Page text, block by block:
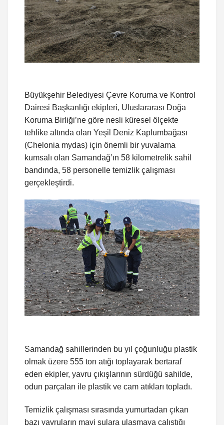
Büyükşehir Belediyesi Çevre Koruma ve Kontrol
Dairesi Başkanlığı ekipleri, Uluslararası Doğa
Koruma Birliği’ne göre nesli küresel ölçekte
tehlike altında olan Yeşil Deniz Kaplumbağası
(Chelonia mydas) için önemli bir yuvalama
kumsalı olan Samandağ’ın 58 kilometrelik sahil
bandında, 58 personelle temizlik çalışması
gerçekleştirdi.
Samandağ sahillerinden bu yıl çoğunluğu plastik
olmak üzere 555 ton atığı toplayarak bertaraf
eden ekipler, yavru çıkışlarının sürdüğü sahilde,
odun parçaları ile plastik ve cam atıkları topladı.
Temizlik çalışması sırasında yumurtadan çıkan
bazı yavruların mavi sulara ulaşmaya çalıştığı